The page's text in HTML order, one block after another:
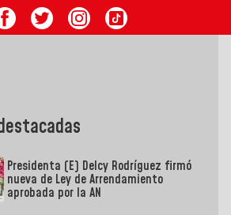
Presidenta (E) Delcy Rodríguez firmó
nueva de Ley de Arrendamiento
aprobada por la AN